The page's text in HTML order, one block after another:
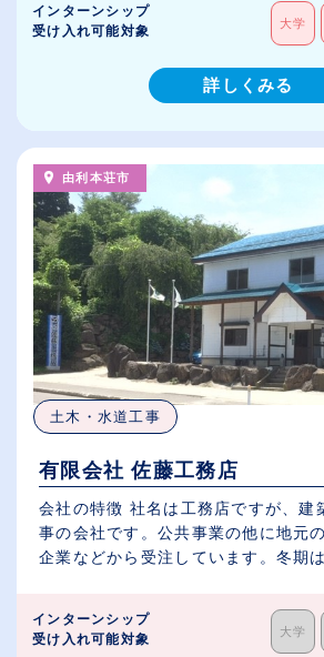
インターンシップ
受け入れ可能対象
大学
詳しくみる
由利本荘市
土木・水道工事
有限会社 佐藤工務店
会社の特徴 社名は工務店ですが、建
事の会社です。公共事業の他に地元
企業などから受注しています。冬期
インターンシップ
受け入れ可能対象
大学